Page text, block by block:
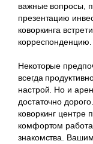
важные вопросы,
презентацию
коворкинга
корреспонденцию.
Некоторые
всегда
настрой. Но и
достаточно
коворкинг центре
комфортом
знакомства.